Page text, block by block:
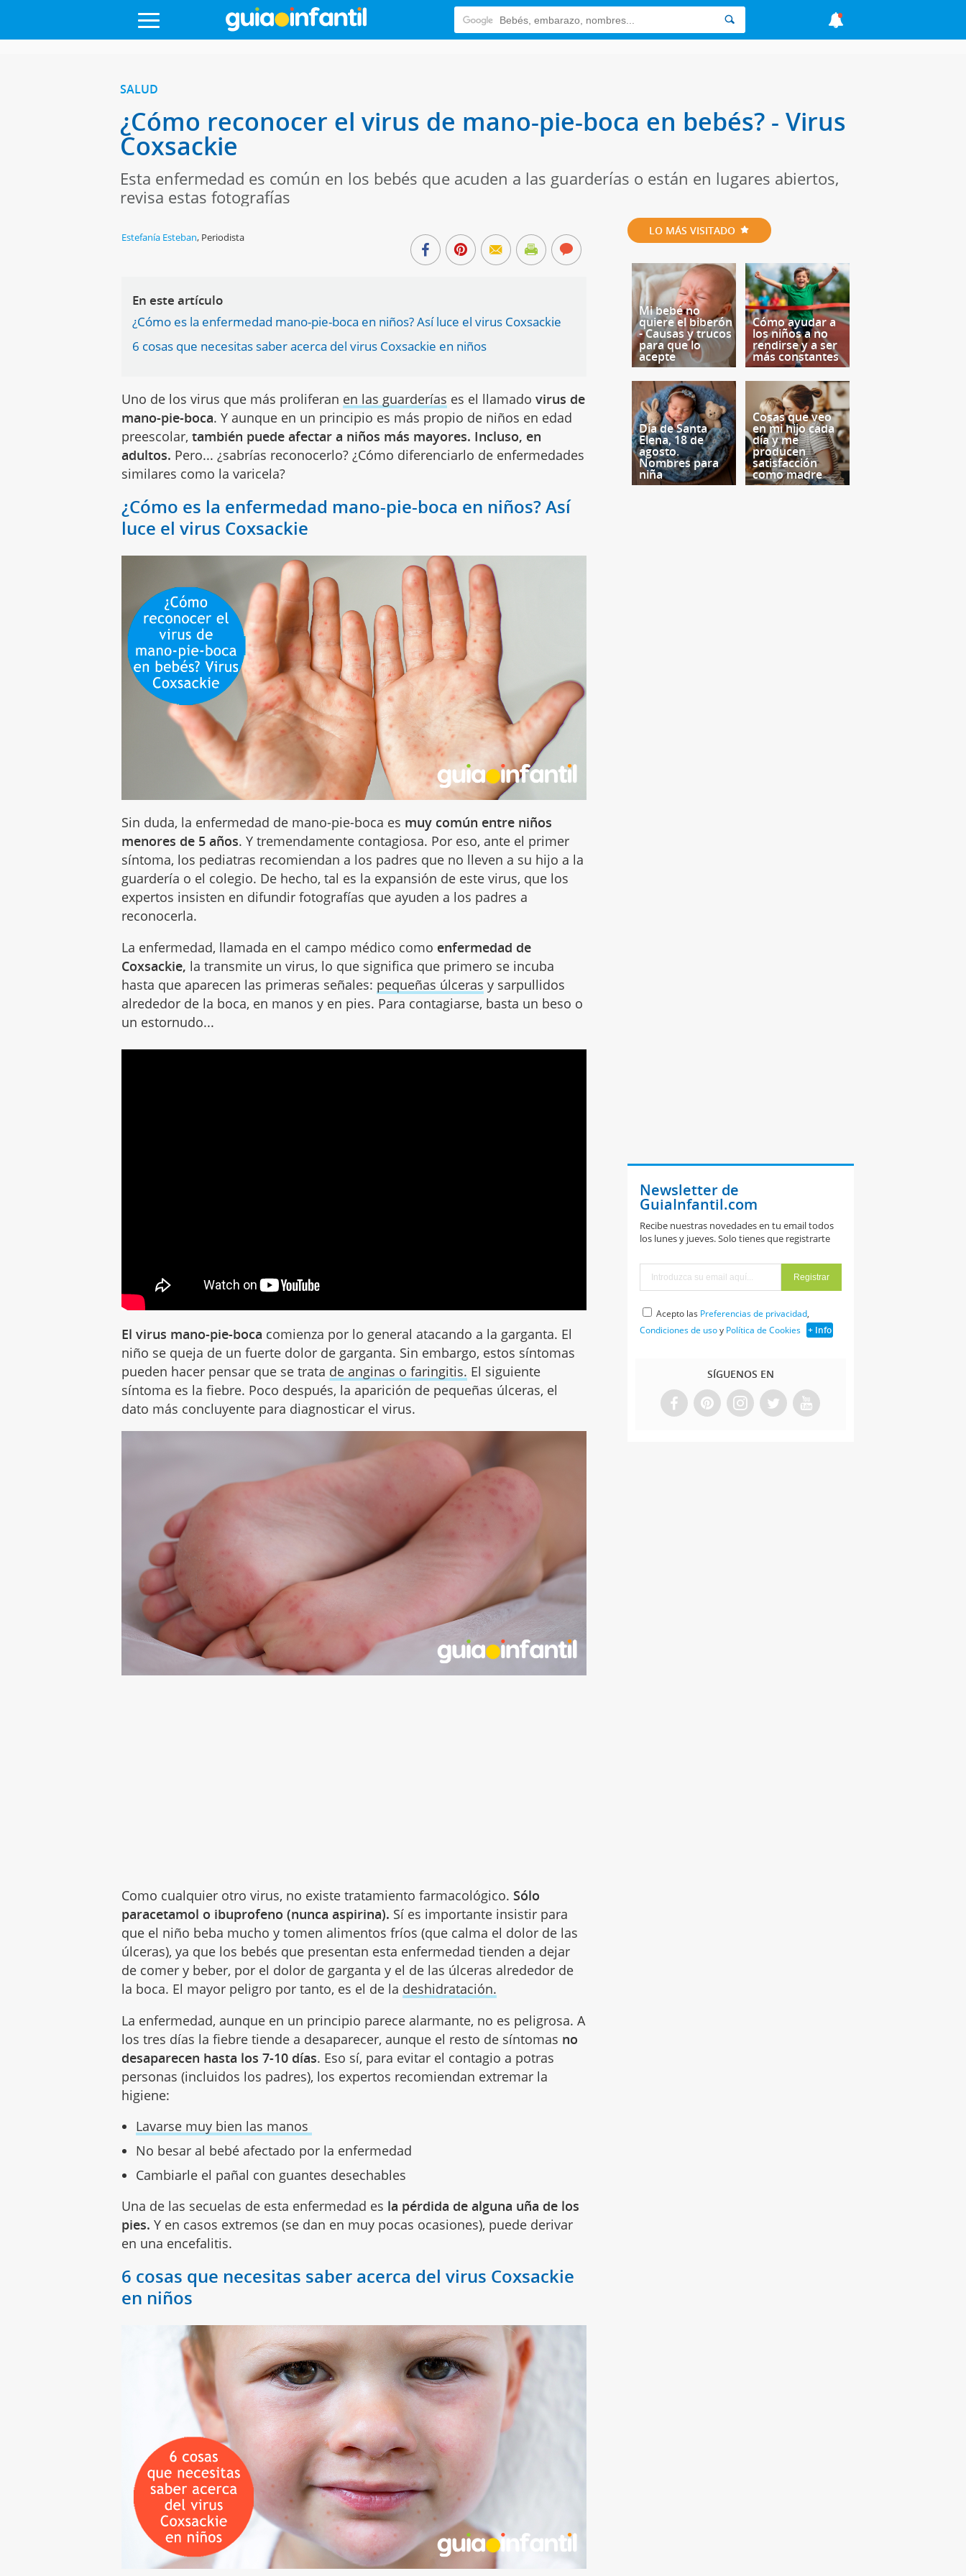
SALUD
¿Cómo reconocer el virus de mano-pie-boca en bebés? - Virus
Coxsackie
Esta enfermedad es común en los bebés que acuden a las guarderías o están en lugares abiertos,
revisa estas fotografías
Estefanía Esteban, Periodista
En este artículo
¿Cómo es la enfermedad mano-pie-boca en niños? Así luce el virus Coxsackie
6 cosas que necesitas saber acerca del virus Coxsackie en niños
Uno de los virus que más proliferan en las guarderías es el llamadovirus de
mano-pie-boca. Y aunque en un principio es más propio de niños en edad
preescolar,también puede afectar a niños más mayores. Incluso, en
adultos. Pero... ¿sabrías reconocerlo? ¿Cómo diferenciarlo de enfermedades
similares como la varicela?
¿Cómo es la enfermedad mano-pie-boca en niños? Así
luce el virus Coxsackie
Sin duda, la enfermedad de mano-pie-boca es muy común entre niños
menores de 5 años. Y tremendamente contagiosa. Por eso, ante el primer
síntoma, los pediatras recomiendan a los padres que no lleven a su hijo a la
guardería o el colegio. De hecho, tal es la expansión de este virus, que los
expertos insisten en difundir fotografías que ayuden a los padres a
reconocerla.
La enfermedad, llamada en el campo médico como enfermedad de
Coxsackie, la transmite un virus, lo que significa que primero se incuba
hasta que aparecen las primeras señales: pequeñas úlceras y sarpullidos
alrededor de la boca, en manos y en pies. Para contagiarse, basta un beso o
un estornudo...
El virus mano-pie-boca comienza por lo general atacando a la garganta. El
niño se queja de un fuerte dolor de garganta. Sin embargo, estos síntomas
pueden hacer pensar que se trata de anginas o faringitis. El siguiente
síntoma es la fiebre. Poco después, la aparición de pequeñas úlceras, el
dato más concluyente para diagnosticar el virus.
Como cualquier otro virus, no existe tratamiento farmacológico.Sólo
paracetamol o ibuprofeno (nunca aspirina). Sí es importante insistir para
que el niño beba mucho y tomen alimentos fríos (que calma el dolor de las
úlceras), ya que los bebés que presentan esta enfermedad tienden a dejar
de comer y beber, por el dolor de garganta y el de las úlceras alrededor de
la boca. El mayor peligro por tanto, es el de la deshidratación.
La enfermedad, aunque en un principio parece alarmante, no es peligrosa. A
los tres días la fiebre tiende a desaparecer, aunque el resto de síntomas no
desaparecen hasta los 7-10 días. Eso sí, para evitar el contagio a potras
personas (incluidos los padres), los expertos recomiendan extremar la
higiene:
Lavarse muy bien las manos
No besar al bebé afectado por la enfermedad
Cambiarle el pañal con guantes desechables
Una de las secuelas de esta enfermedad es la pérdida de alguna uña de los
pies. Y en casos extremos (se dan en muy pocas ocasiones), puede derivar
en una encefalitis.
6 cosas que necesitas saber acerca del virus Coxsackie
en niños
LO MÁS VISITADO
Mi bebé no
quiere el biberón
- Causas y trucos
para que lo
acepte
Cómo ayudar a
los niños a no
rendirse y a ser
más constantes
Día de Santa
Elena, 18 de
agosto.
Nombres para
niña
Cosas que veo
en mi hijo cada
día y me
producen
satisfacción
como madre
Newsletter de
GuiaInfantil.com
Recibe nuestras novedades en tu email todos
los lunes y jueves. Solo tienes que registrarte
Acepto las Preferencias de privacidad,
Condiciones de usoy Política de Cookies + Info
SÍGUENOS EN